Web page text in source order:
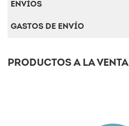
ENVÍOS
GASTOS DE ENVÍO
PRODUCTOS A LA VENTA